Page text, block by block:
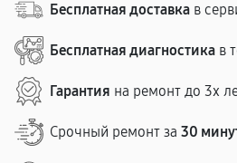
Бесплатная доставка в
Бесплатная диагностика в
Гарантия на ремонт до 3х
Срочный ремонт за 30